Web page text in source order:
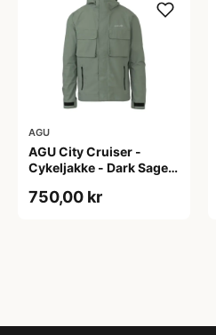
AGU
AGU City Cruiser -
Cykeljakke - Dark Sage -
750,00 kr